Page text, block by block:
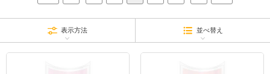
表示方法 並べ替え